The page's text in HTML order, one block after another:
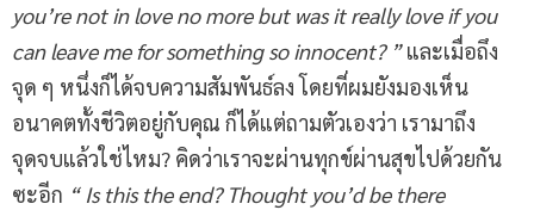
you’re not in love no more but was it really love if you
can leave me for something so innocent? ”และเมื่อถึง
จุด ๆ หนึ่งก็ได้จบความสัมพันธ์ลง โดยที่ผมยังมองเห็น
อนาคตทั้งชีวิตอยู่กับคุณ ก็ได้แต่ถามตัวเองว่า เรามาถึง
จุดจบแล้วใช่ไหม? คิดว่าเราจะผ่านทุกข์ผ่านสุขไปด้วยกัน
ซะอีก “ Is this the end? Thought you’d be there